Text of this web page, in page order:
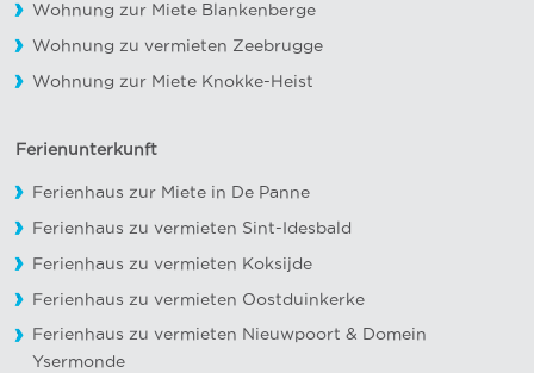
Wohnung zur Miete Blankenberge
Wohnung zu vermieten Zeebrugge
Wohnung zur Miete Knokke-Heist
Ferienunterkunft
Ferienhaus zur Miete in De Panne
Ferienhaus zu vermieten Sint-Idesbald
Ferienhaus zu vermieten Koksijde
Ferienhaus zu vermieten Oostduinkerke
Ferienhaus zu vermieten Nieuwpoort & Domein
Ysermonde